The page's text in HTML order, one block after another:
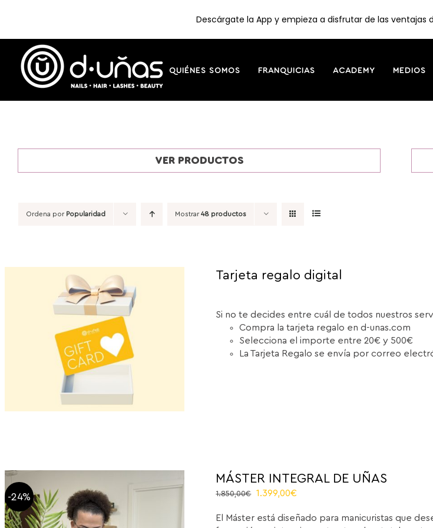
contenido
QUIÉNES SOMOS FRANQUICIAS ACADEMY MEDIOS
VER PRODUCTOS
Ordena por Popularidad Mostrar48 productos
Tarjeta regalo digital
Si no te decides entre cuál de todos nuestros
Compra la tarjeta regalo en d-unas.com
Selecciona el importe entre 20€ y 500€
La Tarjeta Regalo se envía por correo
-24%
MÁSTER INTEGRAL DE UÑAS
1.850,00€
El
original
1.399,00€
actual
El Máster está diseñado para manicuristas que
Descárgate la App y empieza a disfrutar de las ventajas